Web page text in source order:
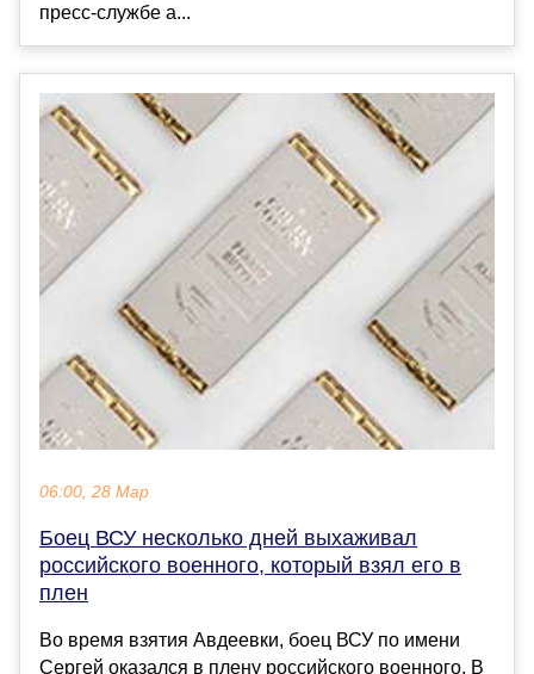
пресс-службе а...
06:00, 28 Мар
Боец ВСУ несколько дней выхаживал
российского военного, который взял его в
плен
Во время взятия Авдеевки, боец ВСУ по имени
Сергей оказался в плену российского военного. В